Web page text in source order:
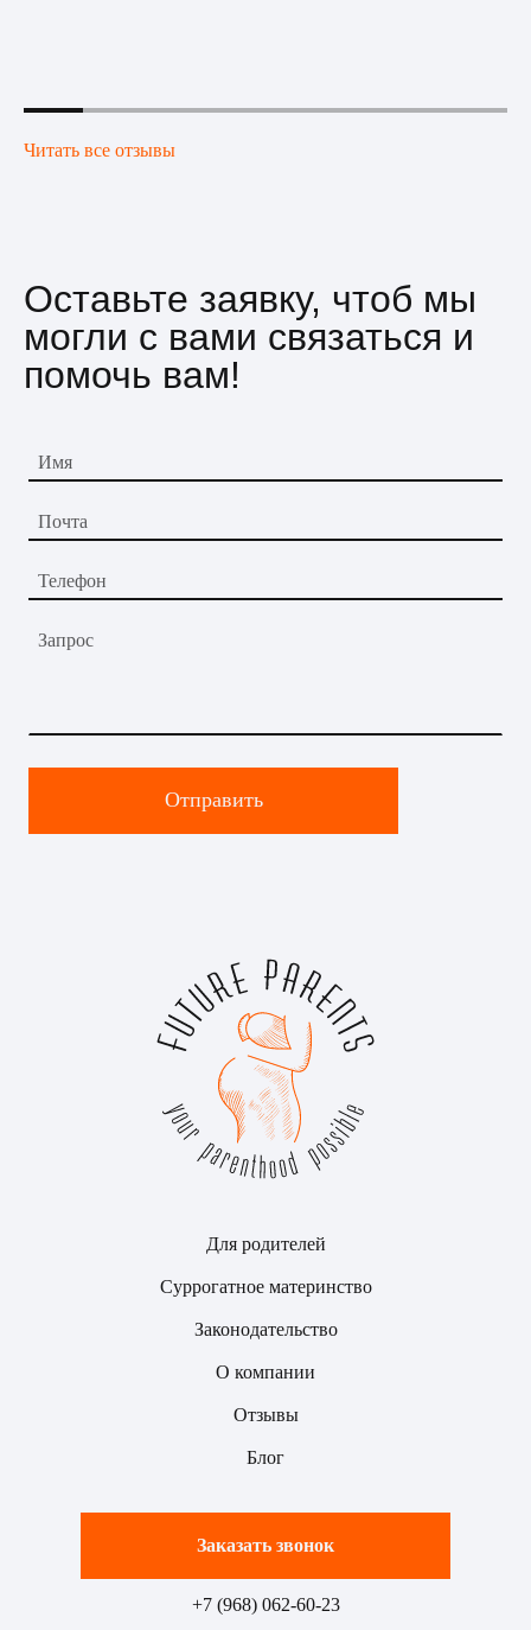
Читать все отзывы
Оставьте заявку, чтоб мы
могли с вами связаться и
помочь вам!
Имя
Почта
Телефон
Запрос
Отправить
Для родителей
Суррогатное материнство
Законодательство
О компании
Отзывы
Блог
Заказать звонок
+7 (968) 062-60-23